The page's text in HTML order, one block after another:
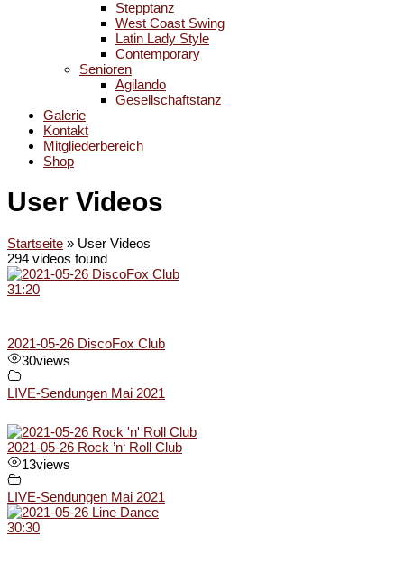
Stepptanz
West Coast Swing
Latin Lady Style
Contemporary
Senioren
Agilando
Gesellschaftstanz
Galerie
Kontakt
Mitgliederbereich
Shop
User Videos
Startseite » User Videos
294 videos found
31:20
2021-05-26 DiscoFox Club
30views
LIVE-Sendungen Mai 2021
2021-05-26 Rock ’n‘ Roll Club
13views
LIVE-Sendungen Mai 2021
30:30